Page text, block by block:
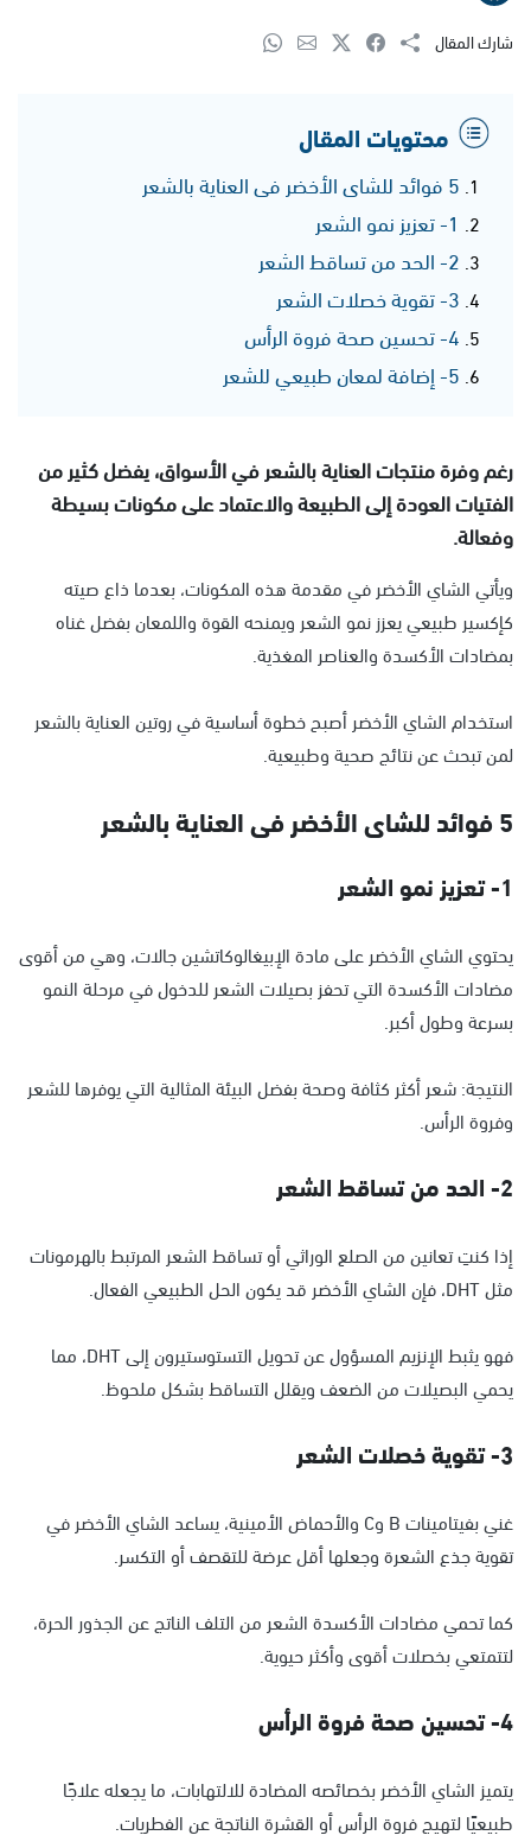
شارك المقال
محتويات المقال
5 فوائد للشاى الأخضر فى العناية بالشعر
1- تعزيز نمو الشعر
2- الحد من تساقط الشعر
3- تقوية خصلات الشعر
4- تحسين صحة فروة الرأس
5- إضافة لمعان طبيعي للشعر
رغم وفرة منتجات العناية بالشعر في الأسواق، يفضل كثير من
الفتيات العودة إلى الطبيعة والاعتماد على مكونات بسيطة
وفعالة.
ويأتي الشاي الأخضر في مقدمة هذه المكونات، بعدما ذاع صيته
كإكسير طبيعي يعزز نمو الشعر ويمنحه القوة واللمعان بفضل غناه
بمضادات الأكسدة والعناصر المغذية.
استخدام الشاي الأخضر أصبح خطوة أساسية في روتين العناية بالشعر
لمن تبحث عن نتائج صحية وطبيعية.
5 فوائد للشاى الأخضر فى العناية بالشعر
1- تعزيز نمو الشعر
يحتوي الشاي الأخضر على مادة الإبيغالوكاتشين جالات، وهي من أقوى
مضادات الأكسدة التي تحفز بصيلات الشعر للدخول في مرحلة النمو
بسرعة وطول أكبر.
النتيجة: شعر أكثر كثافة وصحة بفضل البيئة المثالية التي يوفرها للشعر
وفروة الرأس.
2- الحد من تساقط الشعر
إذا كنتِ تعانين من الصلع الوراثي أو تساقط الشعر المرتبط بالهرمونات
مثل DHT، فإن الشاي الأخضر قد يكون الحل الطبيعي الفعال.
فهو يثبط الإنزيم المسؤول عن تحويل التستوستيرون إلى DHT، مما
يحمي البصيلات من الضعف ويقلل التساقط بشكل ملحوظ.
3- تقوية خصلات الشعر
غني بفيتامينات B وC والأحماض الأمينية، يساعد الشاي الأخضر في
تقوية جذع الشعرة وجعلها أقل عرضة للتقصف أو التكسر.
كما تحمي مضادات الأكسدة الشعر من التلف الناتج عن الجذور الحرة،
لتتمتعي بخصلات أقوى وأكثر حيوية.
4- تحسين صحة فروة الرأس
يتميز الشاي الأخضر بخصائصه المضادة للالتهابات، ما يجعله علاجًا
طبيعيًا لتهيج فروة الرأس أو القشرة الناتجة عن الفطريات.